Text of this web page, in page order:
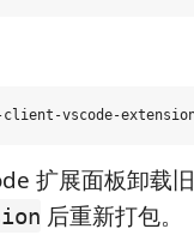
扩展面板卸载
后重新打包。